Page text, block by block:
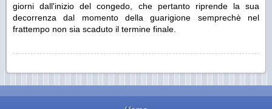
giorni dall'inizio del congedo, che pertanto riprende la sua
decorrenza dal momento della guarigione semprechè nel
frattempo non sia scaduto il termine finale.